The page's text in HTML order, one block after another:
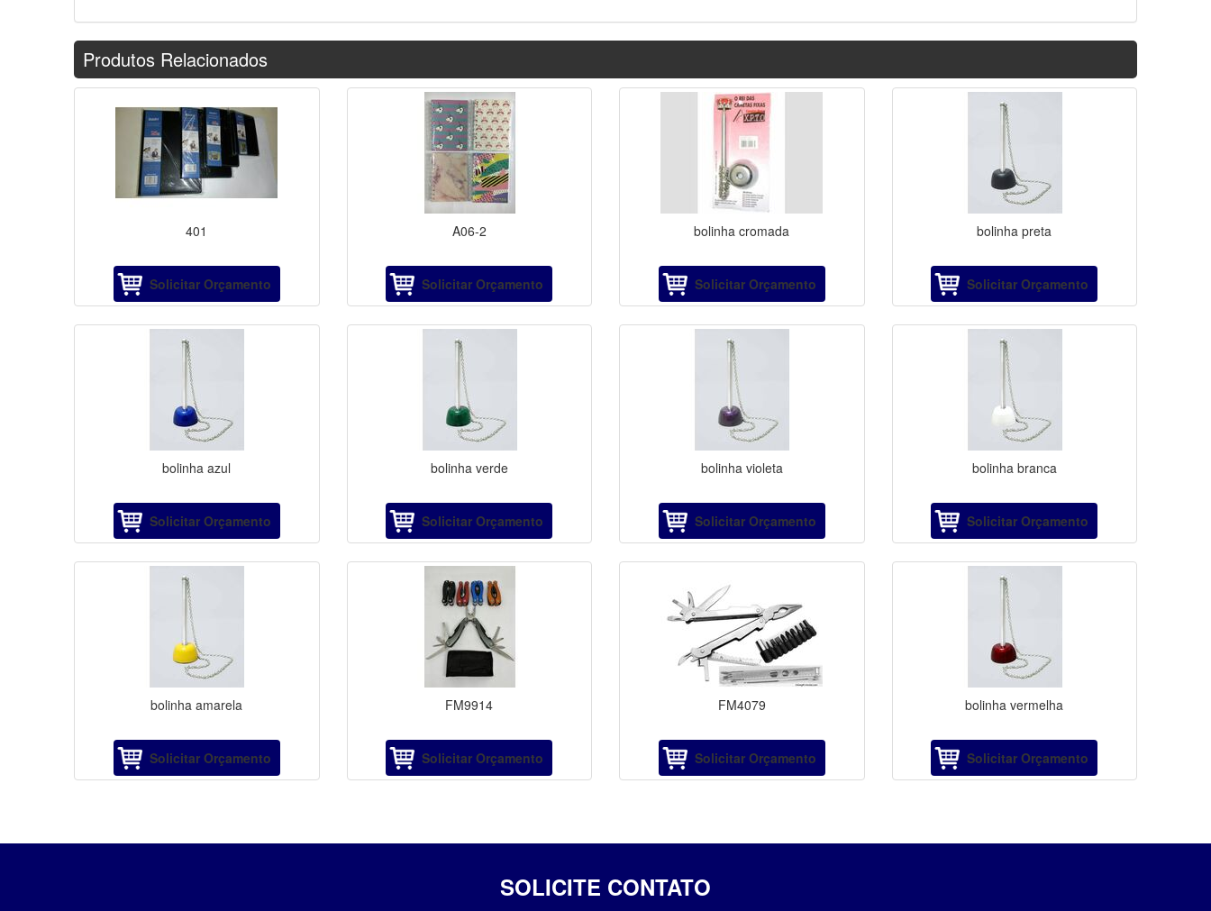
Produtos Relacionados
401
Solicitar Orçamento
A06-2
Solicitar Orçamento
bolinha cromada
Solicitar Orçamento
bolinha preta
Solicitar Orçamento
bolinha azul
Solicitar Orçamento
bolinha verde
Solicitar Orçamento
bolinha violeta
Solicitar Orçamento
bolinha branca
Solicitar Orçamento
bolinha amarela
Solicitar Orçamento
FM9914
Solicitar Orçamento
FM4079
Solicitar Orçamento
bolinha vermelha
Solicitar Orçamento
SOLICITE CONTATO